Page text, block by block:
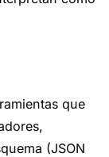
que
(JSON